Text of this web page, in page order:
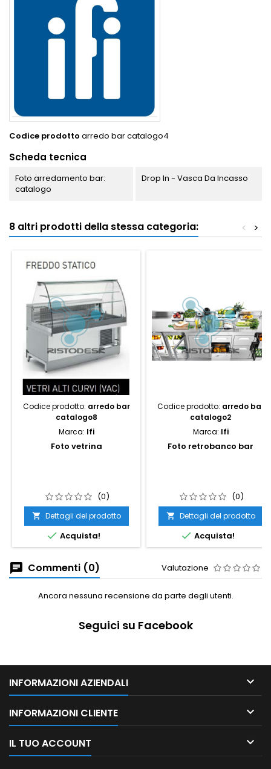
Codice prodotto arredo bar catalogo4
Scheda tecnica
Foto arredamento bar:
catalogo
Drop In - Vasca Da Incasso
8 altri prodotti della stessa categoria: >
<
Codice prodotto: arredo bar
catalogo8
Marca: Ifi
Foto vetrina
(0)
 Dettagli del prodotto
 Acquista!
Codice prodotto: arredo bar
catalogo2
Marca: Ifi
Foto retrobanco bar
(0)
 Dettagli del prodotto
 Acquista!
Commenti (0) Valutazione
Ancora nessuna recensione da parte degli utenti.
Seguici su Facebook
INFORMAZIONI AZIENDALI 
INFORMAZIONI CLIENTE 
IL TUO ACCOUNT 